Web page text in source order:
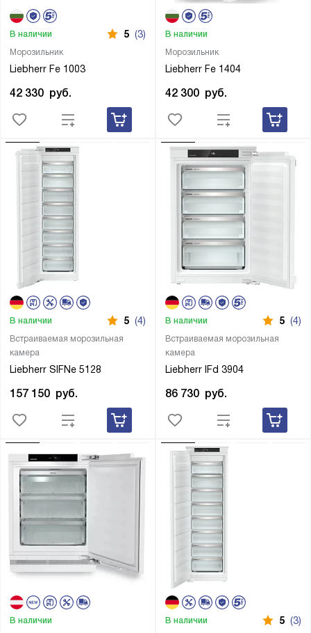
Морозильник
Liebherr Fe 1003
В наличии 5 (3)
42 330 руб.
Морозильник
Liebherr Fe 1404
В наличии
42 300 руб.
Встраиваемая морозильная
камера
Liebherr SIFNe 5128
В наличии 5 (4)
157 150 руб.
Встраиваемая морозильная
камера
Liebherr IFd 3904
В наличии 5 (4)
86 730 руб.
В наличии В наличии 5 (3)